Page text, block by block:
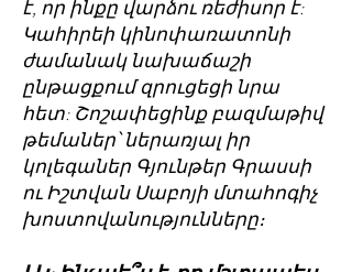
է, որ ինքը վարձու ռեժիսոր է:
Կահիրեի կինոփառատոնի
ժամանակ նախաճաշի
ընթացքում զրուցեցի նրա
հետ: Շոշափեցինք բազմաթիվ
թեմաներ՝ ներառյալ իր
կոլեգաներ Գյունթեր Գրասսի
ու Իշտվան Սաբոյի մտահոգիչ
խոստովանությունները։